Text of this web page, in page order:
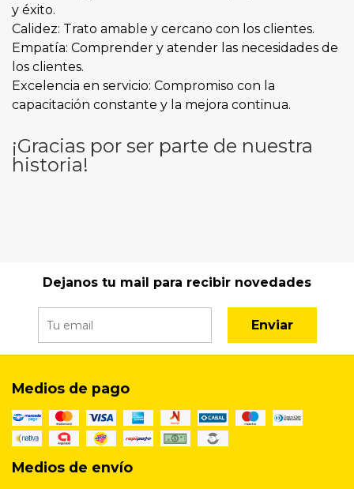
y éxito.
Calidez: Trato amable y cercano con los clientes.
Empatía: Comprender y atender las necesidades de
los clientes.
Excelencia en servicio: Compromiso con la
capacitación constante y la mejora continua.
¡Gracias por ser parte de nuestra
historia!
Dejanos tu mail para recibir novedades
Enviar
Medios de pago
Medios de envío